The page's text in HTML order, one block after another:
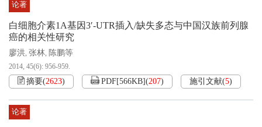
论著
白细胞介素1A基因3′-UTR插入/缺失多态与中国汉族前列腺
癌的相关性研究
廖洪, 张林, 陈鹏等
2014, 45(6): 956-959.
摘要(2623) PDF[566KB](207) 施引文献(5)
论著